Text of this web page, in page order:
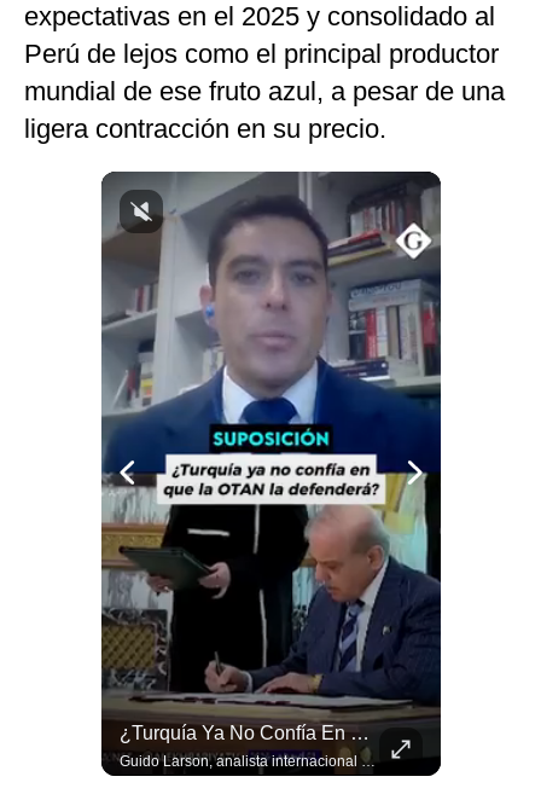
Club del Suscriptor
Mix
G de Gestión
Notas Contratadas
gestion.pe
Condiciones
expectativas en el 2025 y consolidado al
Perú de lejos como el principal productor
mundial de ese fruto azul, a pesar de una
ligera contracción en su precio.
¿Turquía Ya No Confía En Que La OTAN La Defenderá? | Gestión Mundo
Guido Larson, analista internacional plantea un escenario muy fuerte: Turquía estaría buscando nuevas garantías militares porque teme que la OTAN no responda si Israel llegara a atacarla. Luego aparece un elemento decisivo en el nuevo pacto regional: Pakistán es una potencia nuclear. 🚀 ¿Quieres entender el mundo sin ruido? Únete a nuestra comunidad y forma parte del cambio. #GestiónNewsroomLive #NoticiasGlobales #AnálisisGeopolítico #EconomíaMundial #IA #Geopolítica #LatinosEnUSA #NoticiasEnEspañol 👉 Suscríbete y activa la campana para no perderte nuestro análisis diario. 🌎 Síguenos en nuestras redes sociales: 📌 Web oficial: https://gestion.pe/mundo/ 📌 LinkedIn: http://bit.ly/3HYIET0 📌 X (Twitter): http://bit.ly/4noZtX9 📌 TikTok: http://bit.ly/4evB6TO